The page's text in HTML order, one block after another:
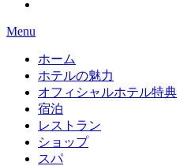
Menu
ホーム
ホテルの魅力
オフィシャルホテル特典
宿泊
レストラン
ショップ
スパ